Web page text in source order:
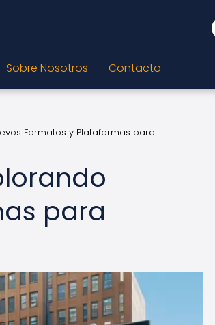
Sobre Nosotros Contacto
Formatos y Plataformas para
para